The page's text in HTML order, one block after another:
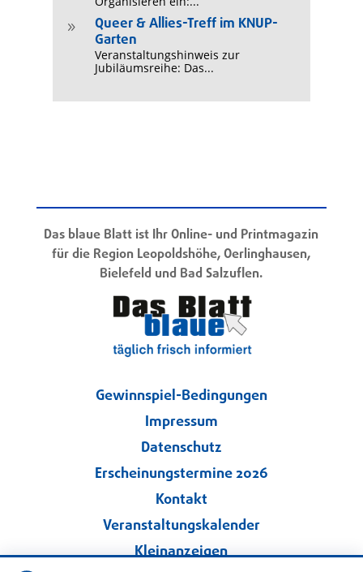
9
Queer & Allies-Treff im KNUP-
Garten
Veranstaltungshinweis zur
Jubiläumsreihe: Das...
Das blaue Blatt ist Ihr Online- und Printmagazin
für die Region Leopoldshöhe, Oerlinghausen,
Bielefeld und Bad Salzuflen.
Gewinnspiel-Bedingungen
Impressum
Datenschutz
Erscheinungstermine 2026
Kontakt
Veranstaltungskalender
Kleinanzeigen